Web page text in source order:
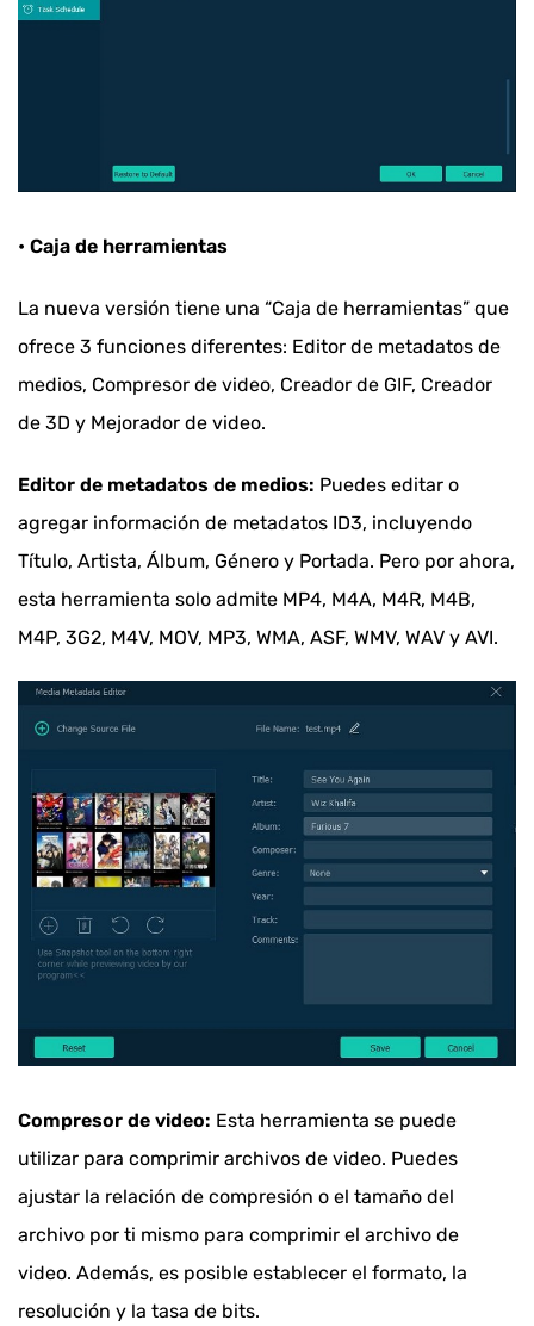
• Caja de herramientas
La nueva versión tiene una “Caja de herramientas” que
ofrece 3 funciones diferentes: Editor de metadatos de
medios, Compresor de video, Creador de GIF, Creador
de 3D y Mejorador de video.
Editor de metadatos de medios: Puedes editar o
agregar información de metadatos ID3, incluyendo
Título, Artista, Álbum, Género y Portada. Pero por ahora,
esta herramienta solo admite MP4, M4A, M4R, M4B,
M4P, 3G2, M4V, MOV, MP3, WMA, ASF, WMV, WAV y AVI.
Compresor de video: Esta herramienta se puede
utilizar para comprimir archivos de video. Puedes
ajustar la relación de compresión o el tamaño del
archivo por ti mismo para comprimir el archivo de
video. Además, es posible establecer el formato, la
resolución y la tasa de bits.